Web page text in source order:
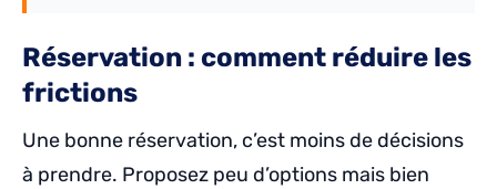
Réservation : comment réduire les
frictions
Une bonne réservation, c’est moins de décisions
à prendre. Proposez peu d’options mais bien